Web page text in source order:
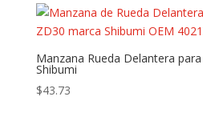
desde
$58.23
hasta
Manzana Rueda Delantera
Shibumi
$43.73